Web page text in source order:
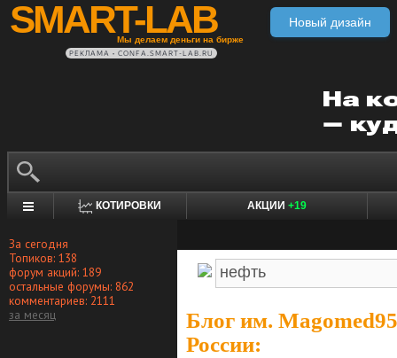
SMART-LAB
Мы делаем деньги на бирже
Новый дизайн
РЕКЛАМА • CONFA.SMART-LAB.RU
КОТИРОВКИ АКЦИИ +19
За сегодня
Топиков: 138
форум акций: 189
остальные форумы: 862
комментариев: 2111
за месяц
Блог им. Magomed95
России: